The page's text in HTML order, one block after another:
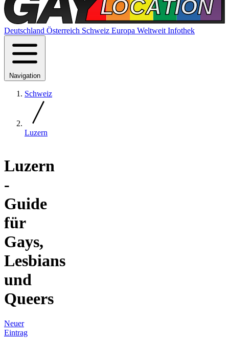
Deutschland Österreich Schweiz Europa Weltweit Infothek
Navigation
Schweiz
Luzern
Luzern
-
Guide
für
Gays,
Lesbians
und
Queers
Neuer
Eintrag